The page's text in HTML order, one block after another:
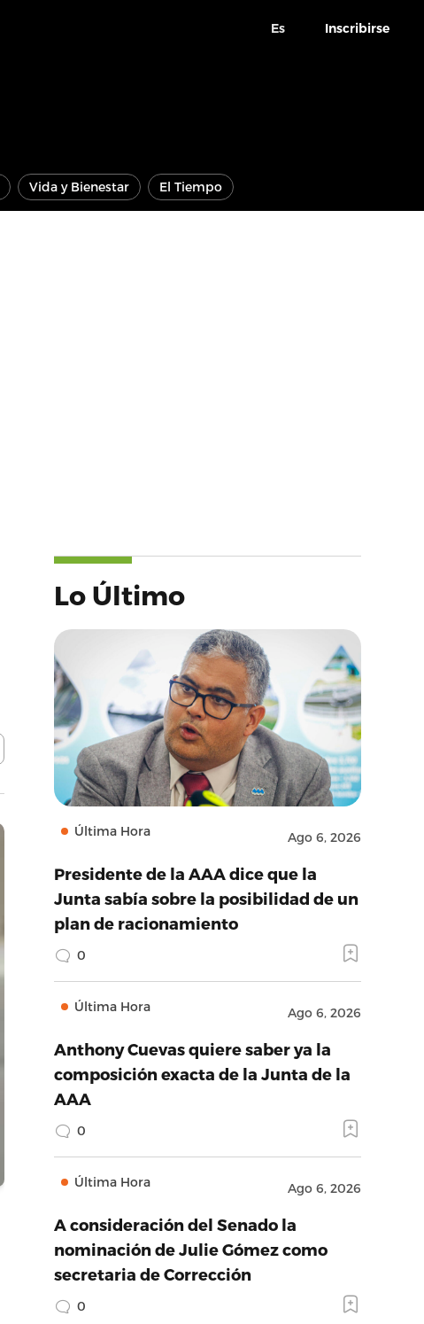
Es Inscribirse
Vida y Bienestar El Tiempo
Lo Último
Última Hora Ago 6, 2026
Presidente de la AAA dice que la
Junta sabía sobre la posibilidad de un
plan de racionamiento
0
Última Hora Ago 6, 2026
Anthony Cuevas quiere saber ya la
composición exacta de la Junta de la
AAA
0
Última Hora Ago 6, 2026
A consideración del Senado la
nominación de Julie Gómez como
secretaria de Corrección
0